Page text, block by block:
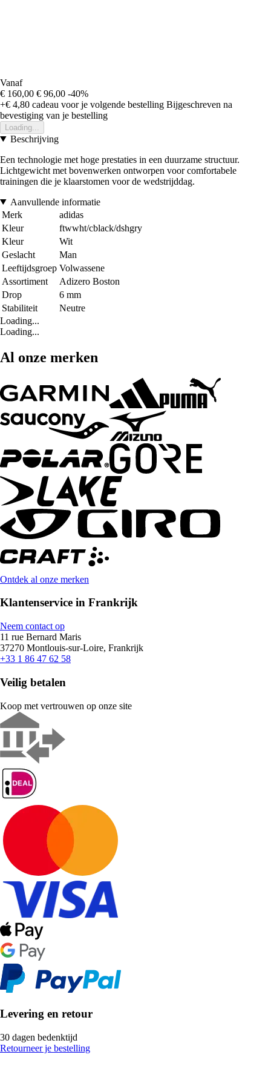
Vanaf
€ 160,00 € 96,00 -40%
+€ 4,80 cadeau voor je volgende bestelling Bijgeschreven na
bevestiging van je bestelling
Loading...
Beschrijving
Een technologie met hoge prestaties in een duurzame structuur.
Lichtgewicht met bovenwerken ontworpen voor comfortabele
trainingen die je klaarstomen voor de wedstrijddag.
Aanvullende informatie
Merk
adidas
Kleur
ftwwht/cblack/dshgry
Kleur
Wit
Geslacht
Man
Leeftijdsgroep Volwassene
Assortiment
Adizero Boston
Drop
6 mm
Stabiliteit
Neutre
Loading...
Loading...
Al onze merken
Ontdek al onze merken
Klantenservice in Frankrijk
Neem contact op
11 rue Bernard Maris
37270 Montlouis-sur-Loire, Frankrijk
+33 1 86 47 62 58
Veilig betalen
Koop met vertrouwen op onze site
Levering en retour
30 dagen bedenktijd
Retourneer je bestelling